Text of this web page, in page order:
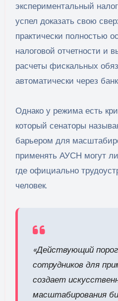
экспериментальный
успел доказать свою
практически полностью
налоговой отчетности и
расчеты фискальных
автоматически через
Однако у режима есть
который сенаторы
барьером для
применять АУСН могут
где официально
человек.
«Действующий
сотрудников для
создает
масштабирования